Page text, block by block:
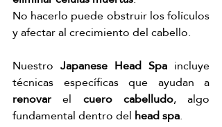
No hacerlo puede obstruir los folículos
y afectar al crecimiento del cabello.
Nuestro Japanese Head Spa incluye
renovar el cuero cabelludo, algo
fundamental dentro del head spa.